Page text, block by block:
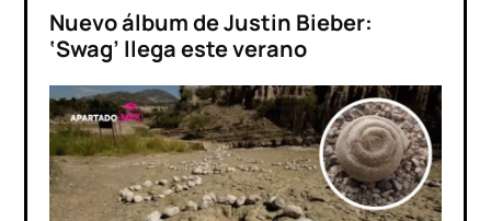
Nuevo álbum de Justin Bieber:
‘Swag’ llega este verano